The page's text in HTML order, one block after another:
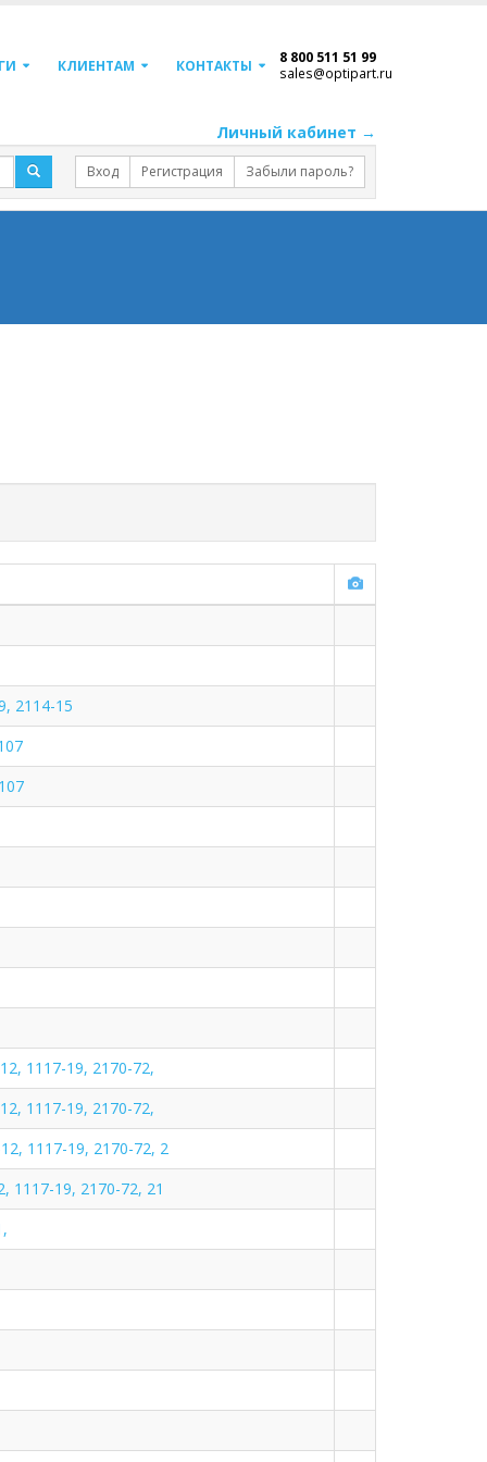
КЛИЕНТАМ КОНТАКТЫ 8 800 511 51 99
sales@optipart.ru
Личный кабинет →
Вход Регистрация Забыли пароль?
2114-15
1117-19, 2170-72,
1117-19, 2170-72,
1117-19, 2170-72, 2
1117-19, 2170-72, 21